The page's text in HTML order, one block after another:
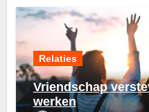
Relaties
Vriendschap
werken